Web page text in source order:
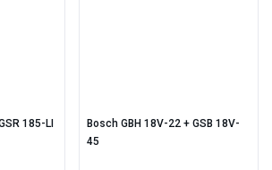
185-LI
Bosch GBH 18V-22 + GSB 18V-
45